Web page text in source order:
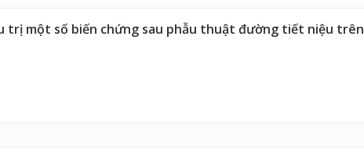
trị một số biến chứng sau phẫu thuật đường tiết niệu trên